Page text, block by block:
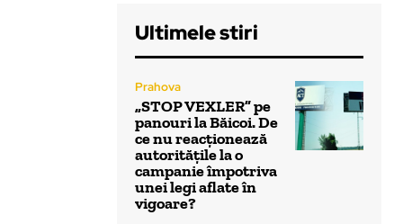
Ultimele stiri
Prahova
„STOP VEXLER” pe
panouri la Băicoi. De
ce nu reacționează
autoritățile la o
campanie împotriva
unei legi aflate în
vigoare?